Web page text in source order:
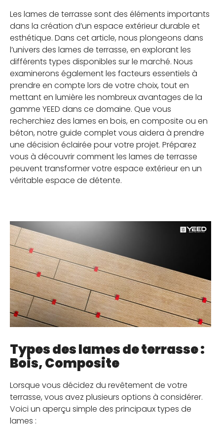
Notre usine de production
Notre politique RSE
BLOG
JE SUIS PROFESSIONNEL
OÙ TROUVER NOS PRODUITS
CALCULATEUR DE PLOTS
CONTACTEZ-NOUS
Les lames de terrasse sont des éléments importants
dans la création d’un espace extérieur durable et
esthétique. Dans cet article, nous plongeons dans
l’univers des lames de terrasse, en explorant les
différents types disponibles sur le marché. Nous
examinerons également les facteurs essentiels à
prendre en compte lors de votre choix, tout en
mettant en lumière les nombreux avantages de la
gamme YEED dans ce domaine. Que vous
recherchiez des lames en bois, en composite ou en
béton, notre guide complet vous aidera à prendre
une décision éclairée pour votre projet. Préparez
vous à découvrir comment les lames de terrasse
peuvent transformer votre espace extérieur en un
véritable espace de détente.
Types des lames de terrasse :
Bois, Composite
Lorsque vous décidez du revêtement de votre
terrasse, vous avez plusieurs options à considérer.
Voici un aperçu simple des principaux types de
lames :